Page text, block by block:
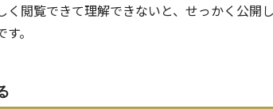
く閲覧できて理解できないと、せっかく公開
。